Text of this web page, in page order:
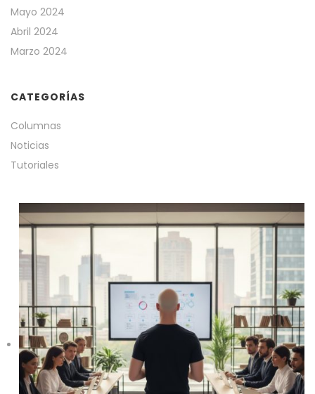
Mayo 2024
Abril 2024
Marzo 2024
CATEGORÍAS
Columnas
Noticias
Tutoriales